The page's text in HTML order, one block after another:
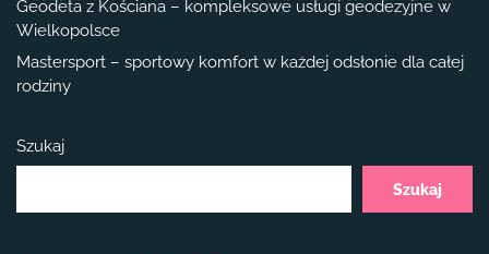
Geodeta z Kościana – kompleksowe usługi geodezyjne w
Wielkopolsce
Mastersport – sportowy komfort w każdej odsłonie dla całej
rodziny
Szukaj
Szukaj